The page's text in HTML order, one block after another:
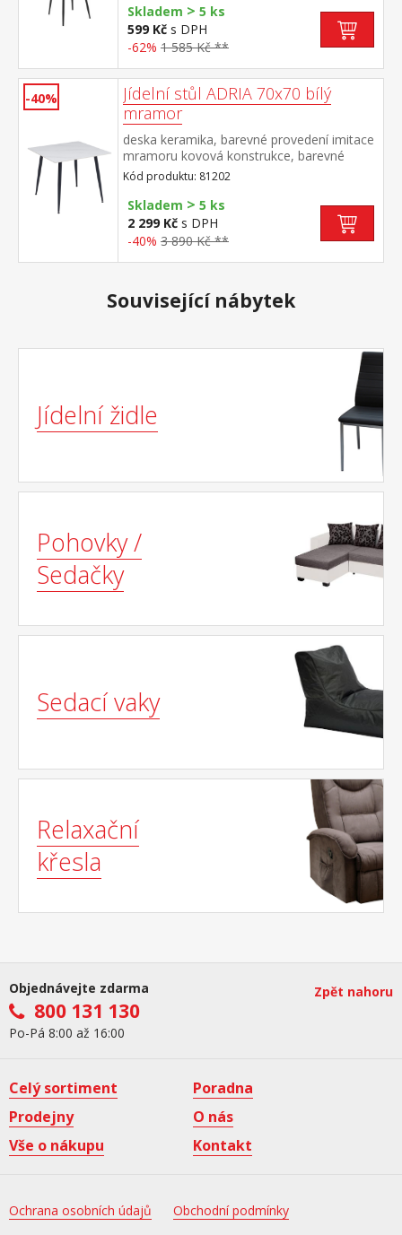
Skladem > 5 ks
599 Kč s DPH
-62% 1 585 Kč **
-40%
Jídelní stůl ADRIA 70x70 bílý
mramor
deska keramika, barevné provedení imitace
mramoru kovová konstrukce, barevné
provedení černá
Kód produktu: 81202
Skladem > 5 ks
2 299 Kč s DPH
-40% 3 890 Kč **
Související nábytek
Jídelní židle
Pohovky /
Sedačky
Sedací vaky
Relaxační
křesla
Objednávejte zdarma
800 131 130
Po-Pá 8:00 až 16:00
Zpět nahoru
Celý sortiment
Poradna
Prodejny
O nás
Vše o nákupu
Kontakt
Ochrana osobních údajů Obchodní podmínky